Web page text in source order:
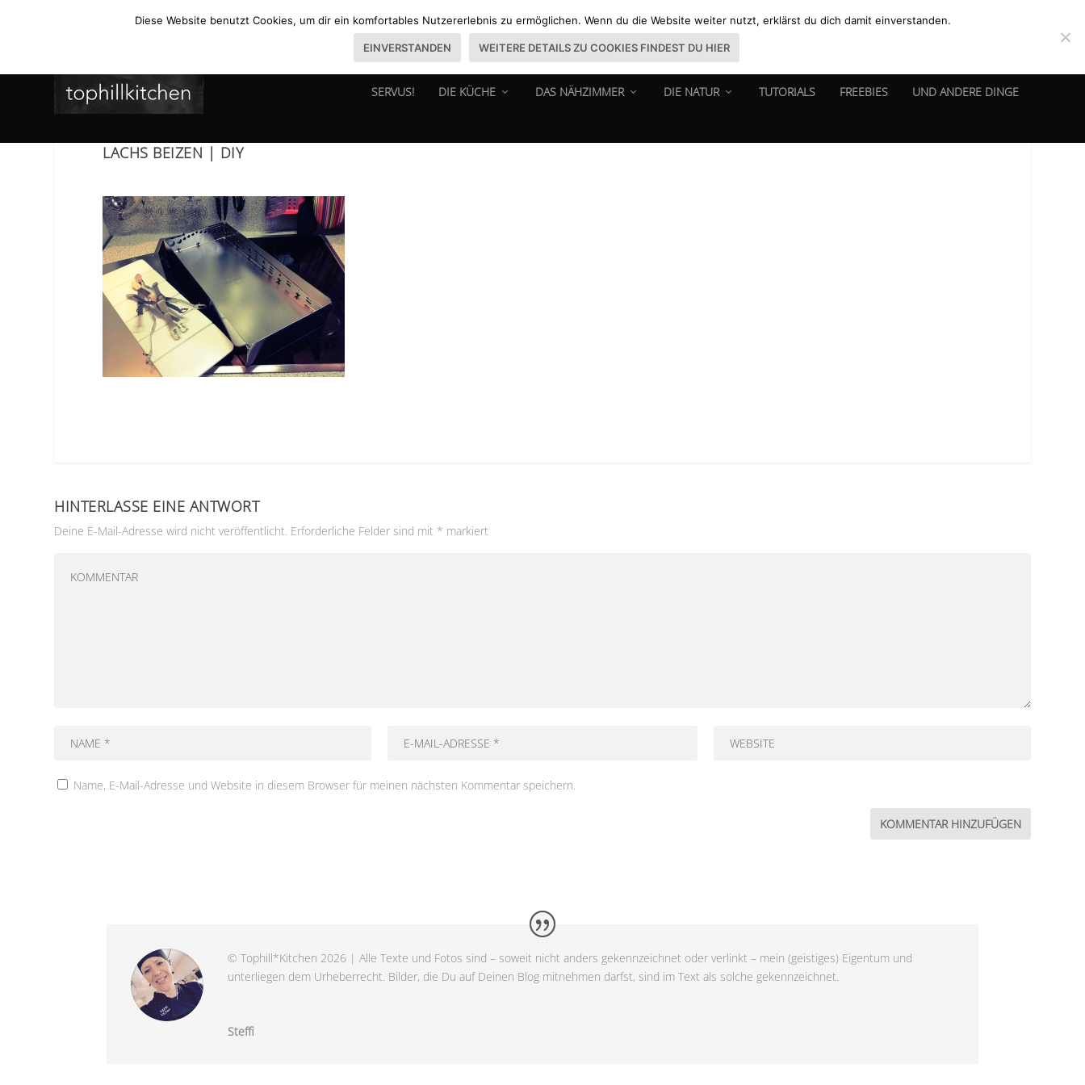
SERVUS! DIE KÜCHE DAS NÄHZIMMER DIE NATUR TUTORIALS FREEBIES UND ANDERE DINGE
LACHS BEIZEN | DIY
HINTERLASSE EINE ANTWORT
Deine E-Mail-Adresse wird nicht veröffentlicht. Erforderliche Felder sind mit * markiert
Name, E-Mail-Adresse und Website in diesem Browser für meinen nächsten Kommentar speichern.
© Tophill*Kitchen 2026 | Alle Texte und Fotos sind – soweit nicht anders gekennzeichnet oder verlinkt – mein (geistiges) Eigentum und
unterliegen dem Urheberrecht. Bilder, die Du auf Deinen Blog mitnehmen darfst, sind im Text als solche gekennzeichnet.
Steffi
Diese Website benutzt Cookies, um dir ein komfortables Nutzererlebnis zu ermöglichen. Wenn du die Website weiter nutzt, erklärst du dich damit einverstanden.
EINVERSTANDEN WEITERE DETAILS ZU COOKIES FINDEST DU HIER